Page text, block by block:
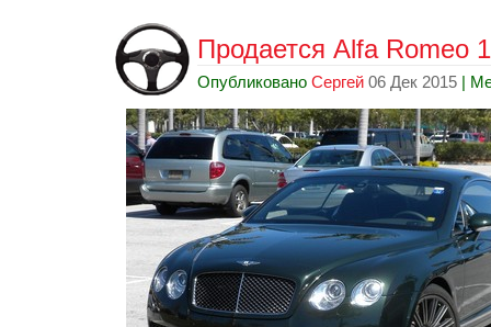
Продается Alfa Romeo
Опубликовано Сергей 06 Дек 2015 |